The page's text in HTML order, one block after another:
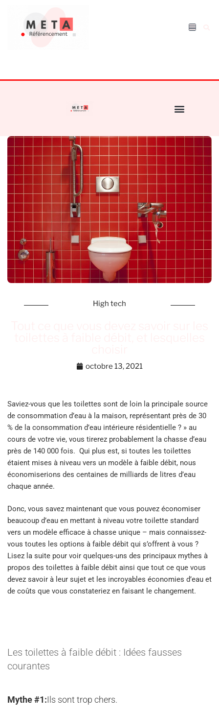
High tech
octobre 13, 2021
Saviez-vous que les toilettes sont de loin la principale source
de consommation d’eau à la maison, représentant près de 30
% de la consommation d’eau intérieure résidentielle ? » au
cours de votre vie, vous tirerez probablement la chasse d’eau
près de 140 000 fois. Qui plus est, si toutes les toilettes
étaient mises à niveau vers un modèle à faible débit, nous
économiserions des centaines de milliards de litres d’eau
chaque année.
Donc, vous savez maintenant que vous pouvez économiser
beaucoup d’eau en mettant à niveau votre toilette standard
vers un modèle efficace à chasse unique – mais connaissez-
vous toutes les options à faible débit qui s’offrent à vous ?
Lisez la suite pour voir quelques-uns des principaux mythes à
propos des toilettes à faible débit ainsi que tout ce que vous
devez savoir à leur sujet et les incroyables économies d’eau et
de coûts que vous constateriez en faisant le changement.
Les toilettes à faible débit : Idées fausses
courantes
Mythe #1:Ils sont trop chers.